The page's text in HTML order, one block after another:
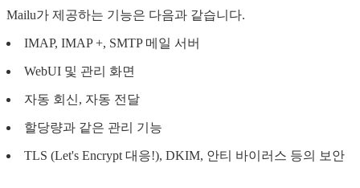
Mailu가 제공하는 기능은 다음과 같습니다.
IMAP, IMAP +, SMTP 메일 서버
WebUI 및 관리 화면
자동 회신, 자동 전달
할당량과 같은 관리 기능
TLS (Let's Encrypt 대응!), DKIM, 안티 바이러스 등의 보안